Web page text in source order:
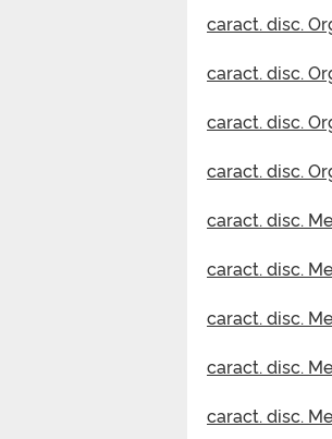
caract. disc.
caract. disc.
caract. disc.
caract. disc.
caract. disc.
caract. disc.
caract. disc.
caract. disc.
caract. disc.